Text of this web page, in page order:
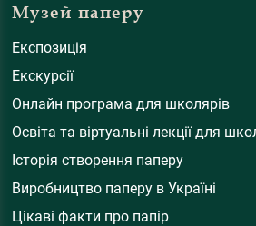
Музей паперу
Експозиція
Екскурсії
Онлайн програма для школярів
Освіта та віртуальні лекції для
Історія створення паперу
Виробництво паперу в Україні
Цікаві факти про папір